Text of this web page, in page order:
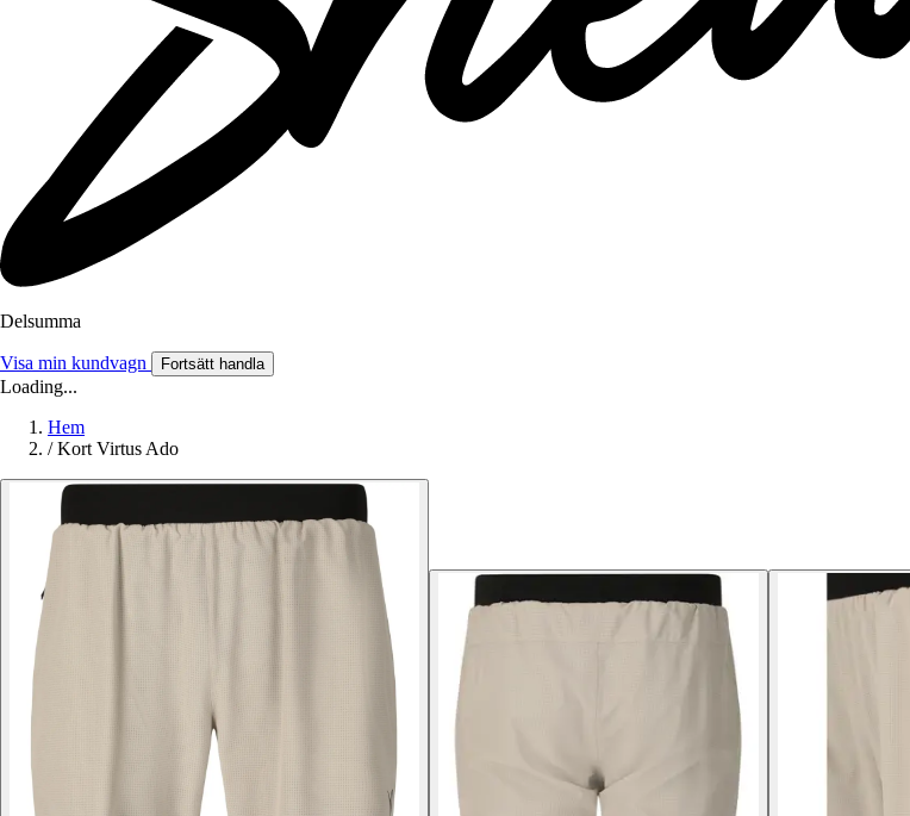
Delsumma
Visa min kundvagn Fortsätt handla
Loading...
Hem
/ Kort Virtus Ado